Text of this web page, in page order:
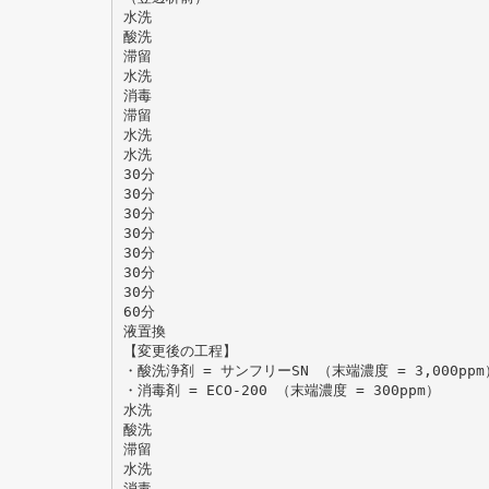
水洗
酸洗
滞留
水洗
消毒
滞留
水洗
水洗
30分
30分
30分
30分
30分
30分
30分
60分
液置換
【変更後の工程】
・酸洗浄剤 = サンフリーSN （末端濃度 = 3,000ppm
・消毒剤 = ECO-200 （末端濃度 = 300ppm）
水洗
酸洗
滞留
水洗